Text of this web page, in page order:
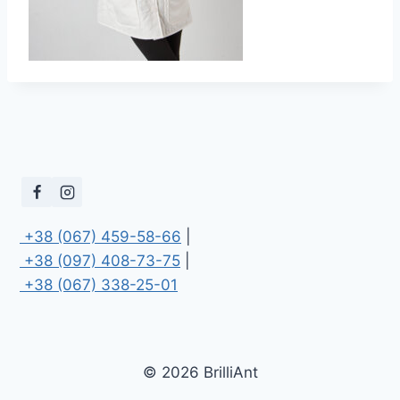
+38 (067) 459-58-66
+38 (097) 408-73-75
+38 (067) 338-25-01
© 2026 BrilliAnt